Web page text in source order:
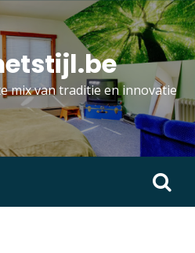
mix van traditie en innovatie
Zoeken
naar: